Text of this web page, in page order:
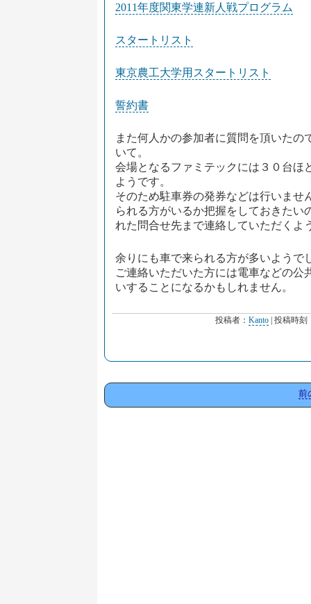
2011年度関東学連新人戦プログラム
スタートリスト
東京農工大学用スタートリスト
誓約書
また何人かの参加者に質問を頂いたの
いて。
会場となるファミテックには３０台ほ
ようです。
そのため駐車券の発券などは行いませ
られる方がいるか把握をしておきたい
れた問合せ先まで連絡していただくよ
余りにも車で来られる方が多いようで
ご連絡いただいた方には電車などの公
いすることになるかもしれません。
投稿者： Kanto | 投稿時刻
前